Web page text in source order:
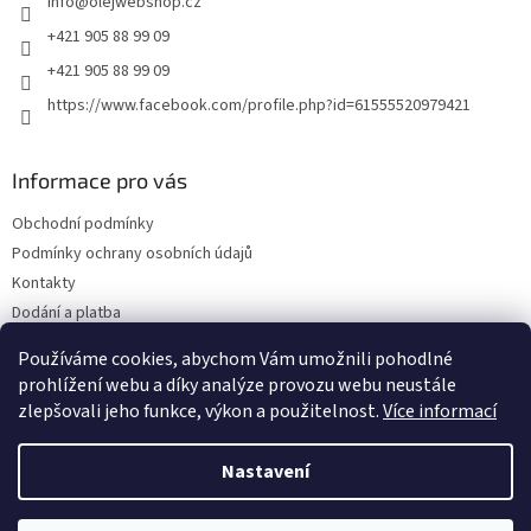
Používáme cookies, abychom Vám umožnili pohodlné
prohlížení webu a díky analýze provozu webu neustále
zlepšovali jeho funkce, výkon a použitelnost.Více informací
Nastavení
+421 905 88 99 09
+421 905 88 99 09
https://www.facebook.com/profile.php?id=61555520979421
Informace pro vás
Obchodní podmínky
Podmínky ochrany osobních údajů
Kontakty
Dodání a platba
Hodnocení obchodu
Vytvořil Shoptet